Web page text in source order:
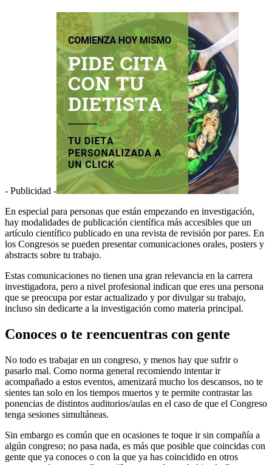
- Publicidad -
En especial para personas que están empezando en investigación,
hay modalidades de publicación científica más accesibles que un
artículo científico publicado en una revista de revisión por pares. En
los Congresos se pueden presentar comunicaciones orales, posters y
abstracts sobre tu trabajo.
Estas comunicaciones no tienen una gran relevancia en la carrera
investigadora, pero a nivel profesional indican que eres una persona
que se preocupa por estar actualizado y por divulgar su trabajo,
incluso sin dedicarte a la investigación como materia principal.
Conoces o te reencuentras con gente
No todo es trabajar en un congreso, y menos hay que sufrir o
pasarlo mal. Como norma general recomiendo intentar ir
acompañado a estos eventos, amenizará mucho los descansos, no te
sientes tan solo en los tiempos muertos y te permite contrastar las
ponencias de distintos auditorios/aulas en el caso de que el Congreso
tenga sesiones simultáneas.
Sin embargo es común que en ocasiones te toque ir sin compañía a
algún congreso; no pasa nada, es más que posible que coincidas con
gente que ya conoces o con la que ya has coincidido en otros